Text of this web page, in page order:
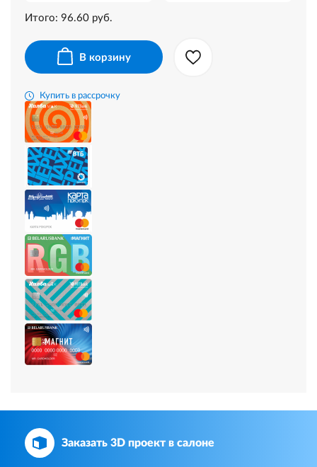
Итого: 96.60 руб.
В корзину
Купить в рассрочку
Заказать 3D проект в салоне